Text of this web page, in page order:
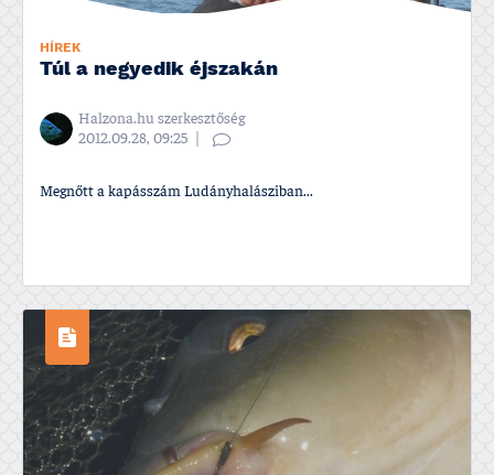
HÍREK
Túl a negyedik éjszakán
Halzona.hu szerkesztőség
2012.09.28, 09:25
Megnőtt a kapásszám Ludányhalásziban...